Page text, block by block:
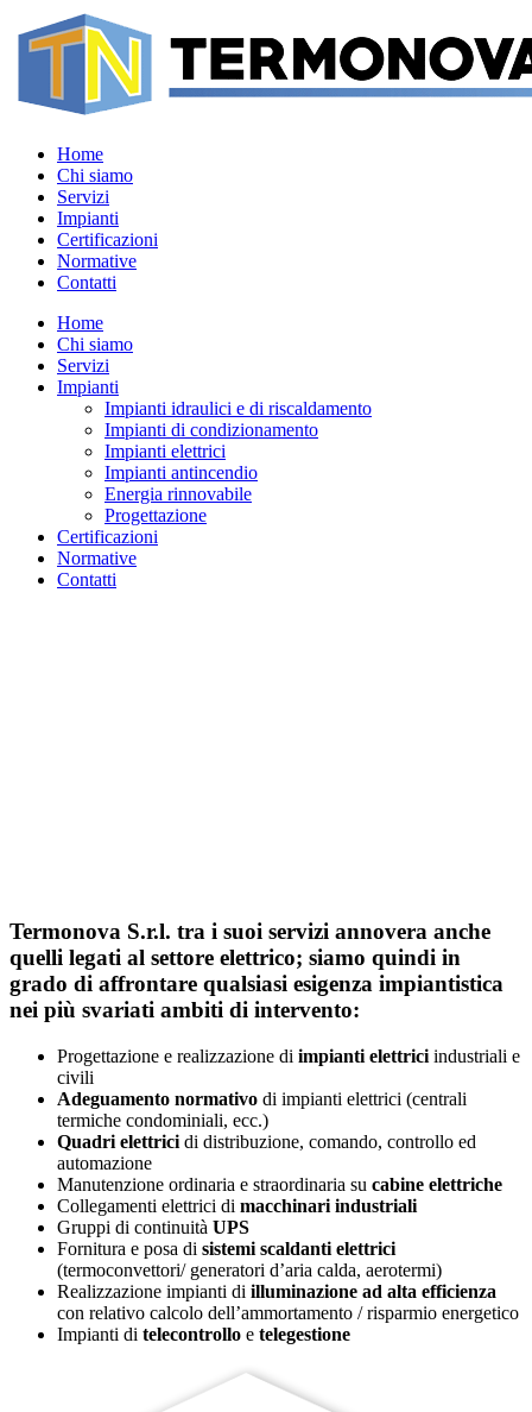
Home
Chi siamo
Servizi
Impianti
Certificazioni
Normative
Contatti
Home
Chi siamo
Servizi
Impianti
Impianti idraulici e di riscaldamento
Impianti di condizionamento
Impianti elettrici
Impianti antincendio
Energia rinnovabile
Progettazione
Certificazioni
Normative
Contatti
Termonova S.r.l. tra i suoi servizi annovera anche
quelli legati al settore elettrico; siamo quindi in
grado di affrontare qualsiasi esigenza impiantistica
nei più svariati ambiti di intervento:
Progettazione e realizzazione di impianti elettrici industriali e
civili
Adeguamento normativo di impianti elettrici (centrali
termiche condominiali, ecc.)
Quadri elettrici di distribuzione, comando, controllo ed
automazione
Manutenzione ordinaria e straordinaria su cabine elettriche
Collegamenti elettrici di macchinari industriali
Gruppi di continuità UPS
Fornitura e posa di sistemi scaldanti elettrici
(termoconvettori/ generatori d’aria calda, aerotermi)
Realizzazione impianti di illuminazione ad alta efficienza
con relativo calcolo dell’ammortamento / risparmio energetico
Impianti di telecontrollo e telegestione